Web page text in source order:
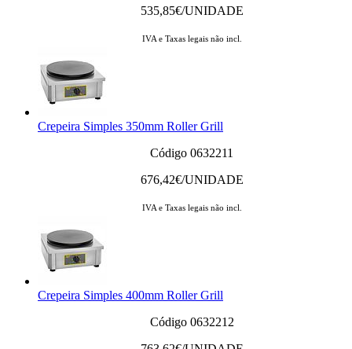
535,85€/UNIDADE
IVA e Taxas legais não incl.
Crepeira Simples 350mm Roller Grill
Código 0632211
676,42€/UNIDADE
IVA e Taxas legais não incl.
Crepeira Simples 400mm Roller Grill
Código 0632212